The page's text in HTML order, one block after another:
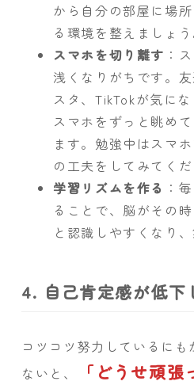
から自分の部屋に場
る環境を整えましょう
スマホを切り離す ：
浅くなりがちです。
スタ、TikTokが気に
スマホをずっと眺め
ます。勉強中はスマ
の工夫をしてみてくだ
学習リズムを作る ：
ることで、脳がその
と認識しやすくなり
4. 自己肯定感が低下
コツコツ努力しているに
ないと、
「どうせ頑